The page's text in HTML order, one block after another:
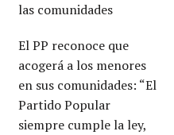
las comunidades
El PP reconoce que
acogerá a los menores
en sus comunidades: “El
Partido Popular
siempre cumple la ley,